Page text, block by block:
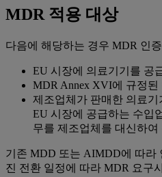
MDR 적용 대상
다음에 해당하는 경우 MDR 인
EU 시장에 의료기기를 공
MDR Annex XVI에 규정된
제조업체가 판매한 의료
EU 시장에 공급하는 수입
무를 제조업체를 대신하
기존 MDD 또는 AIMDD에 따라
진 전환 일정에 따라 MDR 요구